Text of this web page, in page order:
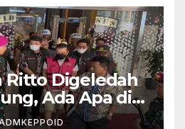
Ritto Digeledah
Ada Apa di
Febrie?